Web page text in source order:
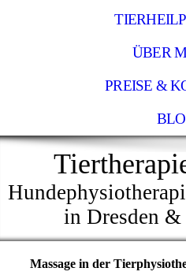
ÜBER
PREISE &
in Dresden
Massage in der